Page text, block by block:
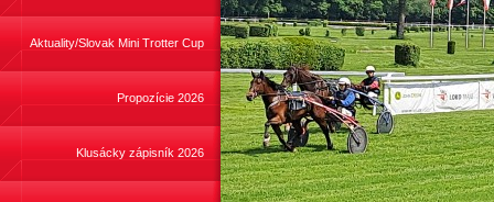
Aktuality/Slovak Mini Trotter Cup
Propozície 2026
Klusácky zápisník 2026